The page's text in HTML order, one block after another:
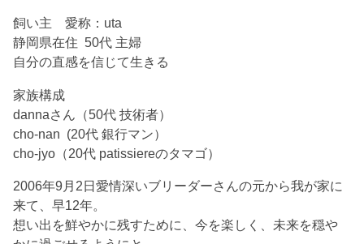
飼い主 愛称：uta
静岡県在住 50代 主婦
自分の直感を信じて生きる
家族構成
dannaさん（50代 技術者）
cho-nan (20代 銀行マン）
cho-jyo（20代 patissiereのタマゴ）
2006年9月2日愛情深いブリーダーさんの元から我が家に
来て、早12年。
想い出を鮮やかに残すために、今を楽しく、未来を穏や